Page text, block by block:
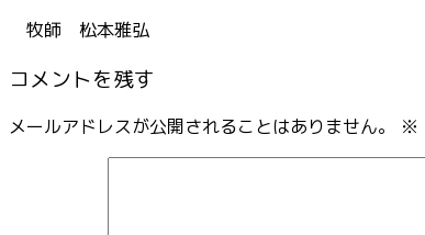
牧師 松本雅弘
コメントを残す
メールアドレスが公開されることはありません。 ※